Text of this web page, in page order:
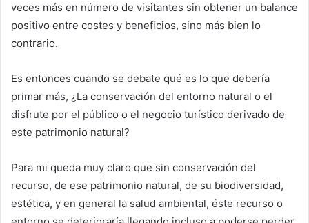
veces más en número de visitantes sin obtener un balance
positivo entre costes y beneficios, sino más bien lo
contrario.
Es entonces cuando se debate qué es lo que debería
primar más, ¿La conservación del entorno natural o el
disfrute por el público o el negocio turístico derivado de
este patrimonio natural?
Para mi queda muy claro que sin conservación del
recurso, de ese patrimonio natural, de su biodiversidad,
estética, y en general la salud ambiental, éste recurso o